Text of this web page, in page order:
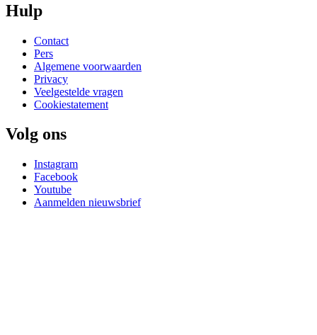
Hulp
Contact
Pers
Algemene voorwaarden
Privacy
Veelgestelde vragen
Cookiestatement
Volg ons
Instagram
Facebook
Youtube
Aanmelden nieuwsbrief